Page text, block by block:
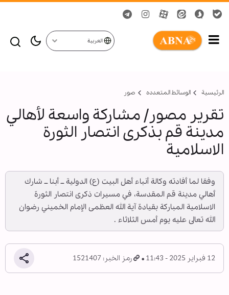
العربية
الرئيسية الوسائط المتعدده صور
تقرير مصور/ مشاركة واسعة لأهالي
مدينة قم بذكرى انتصار الثورة
الاسلامية
وفقا لما أفادته وكالة أنباء أهل البيت (ع) الدولية ــ أبنا ــ شارك
أهالي مدينة قم المقدسة، في مسيرات ذكرى انتصار الثورة
الاسلامية المباركة بقيادة آية الله العظمى الإمام الخميني رضوان
الله تعالى عليه يوم أمس الثلاثاء .
12 فبراير 2025 - 11:43 رمز الخبر: 1521407